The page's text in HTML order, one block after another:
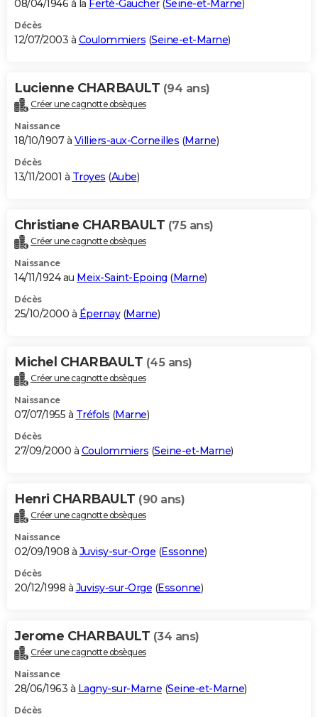
08/04/1946 à la Ferté-Gaucher(Seine-et-Marne)
Décès
12/07/2003 à Coulommiers (Seine-et-Marne)
Lucienne CHARBAULT (94 ans)
Créer une cagnotte obsèques
Naissance
18/10/1907 à Villiers-aux-Corneilles (Marne)
Décès
13/11/2001 à Troyes (Aube)
Christiane CHARBAULT (75 ans)
Créer une cagnotte obsèques
Naissance
14/11/1924 au Meix-Saint-Epoing (Marne)
Décès
25/10/2000 à Épernay(Marne)
Michel CHARBAULT (45 ans)
Créer une cagnotte obsèques
Naissance
07/07/1955 à Tréfols (Marne)
Décès
27/09/2000 à Coulommiers (Seine-et-Marne)
Henri CHARBAULT (90 ans)
Créer une cagnotte obsèques
Naissance
02/09/1908 à Juvisy-sur-Orge (Essonne)
Décès
20/12/1998 à Juvisy-sur-Orge (Essonne)
Jerome CHARBAULT (34 ans)
Créer une cagnotte obsèques
Naissance
28/06/1963 à Lagny-sur-Marne (Seine-et-Marne)
Décès